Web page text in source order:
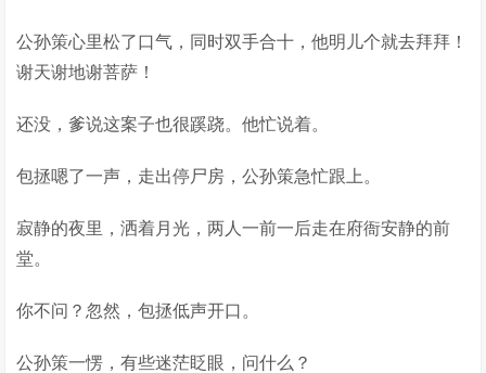
公孙策心里松了口气，同时双手合十，他明儿个就去拜拜！
谢天谢地谢菩萨！
还没，爹说这案子也很蹊跷。他忙说着。
包拯嗯了一声，走出停尸房，公孙策急忙跟上。
寂静的夜里，洒着月光，两人一前一后走在府衙安静的前
堂。
你不问？忽然，包拯低声开口。
公孙策一愣，有些迷茫眨眼，问什么？